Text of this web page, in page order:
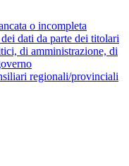
o incompleta
dati da parte dei titolari
di amministrazione, di
regionali/provinciali